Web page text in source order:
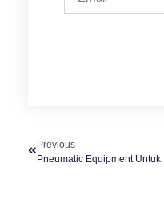
Previous